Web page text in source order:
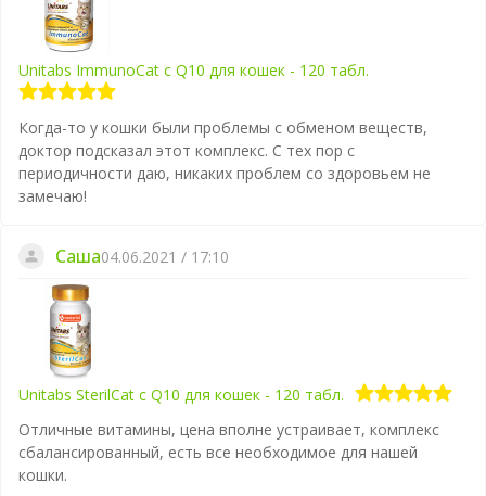
Unitabs ImmunoCat с Q10 для кошек - 120 табл.
Когда-то у кошки были проблемы с обменом веществ,
доктор подсказал этот комплекс. С тех пор с
периодичности даю, никаких проблем со здоровьем не
замечаю!
Саша04.06.2021 / 17:10
Unitabs SterilCat с Q10 для кошек - 120 табл.
Отличные витамины, цена вполне устраивает, комплекс
сбалансированный, есть все необходимое для нашей
кошки.